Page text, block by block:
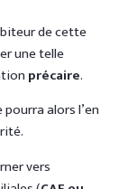
de cette
une telle
précaire.
pourra alors l’en
vers